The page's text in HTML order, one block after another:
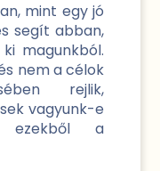
mint egy jó
segít abban,
magunkból.
nem a célok
rejlik,
vagyunk-e
ezekből a